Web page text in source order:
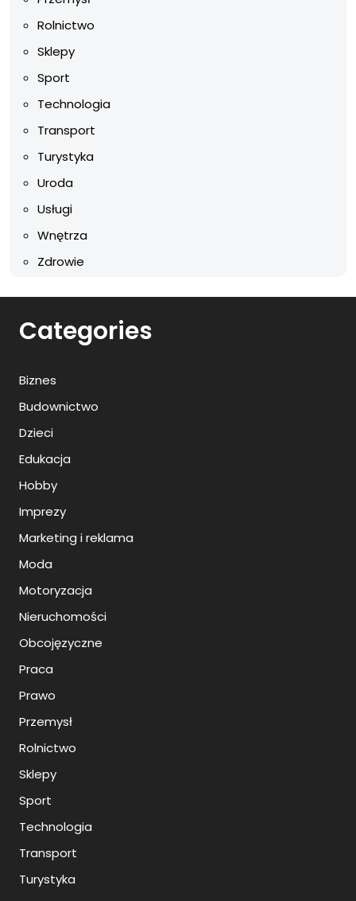
Rolnictwo
Sklepy
Sport
Technologia
Transport
Turystyka
Uroda
Usługi
Wnętrza
Zdrowie
Categories
Biznes
Budownictwo
Dzieci
Edukacja
Hobby
Imprezy
Marketing i reklama
Moda
Motoryzacja
Nieruchomości
Obcojęzyczne
Praca
Prawo
Przemysł
Rolnictwo
Sklepy
Sport
Technologia
Transport
Turystyka